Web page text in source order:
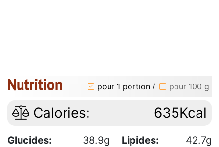
Nutrition pour 1 portion / pour 100 g
Calories: 635Kcal
Glucides: 38.9g Lipides:
42.7g